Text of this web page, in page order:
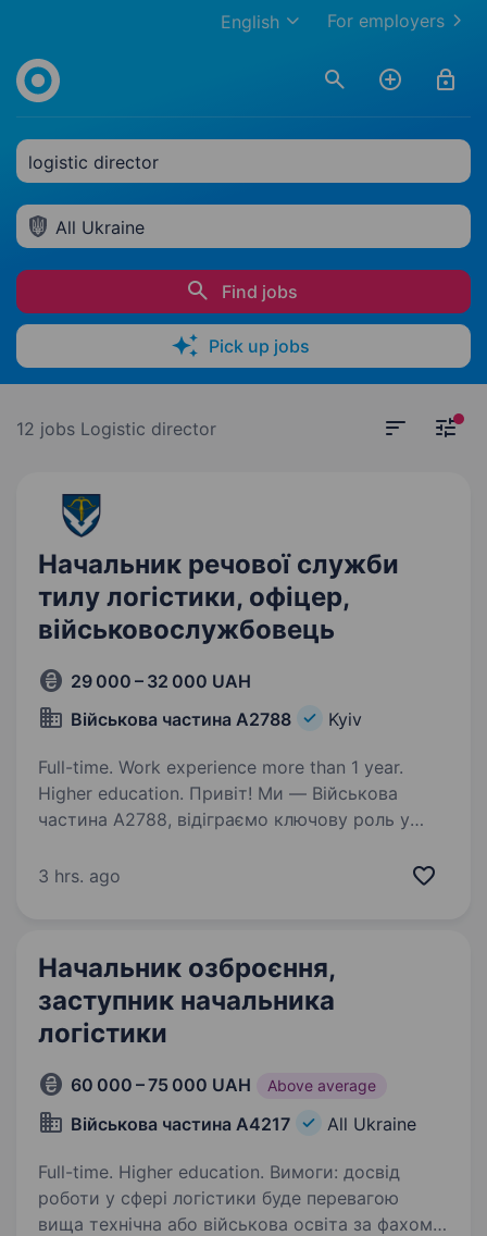
For employers
English
logistic director
All Ukraine
Find jobs
Pick up jobs
12 jobs Logistic director
Начальник речової служби
тилу логістики, офіцер,
військовослужбовець
29 000 – 32 000 UAH
Військова частина А2788
Kyiv
Full-time. Work experience more than 1 year.
Higher education. Привіт! Ми — Військова
частина А2788, відіграємо ключову роль у
нашої армії. Якщо ти відповідальний,
3 hrs. ago
Начальник озброєння,
заступник начальника
логістики
60 000 – 75 000 UAH Above average
Військова частина А4217 All Ukraine
Full-time. Higher education. Вимоги: досвід
роботи у сфері логістики буде перевагою
вища технічна або військова освіта за фахом